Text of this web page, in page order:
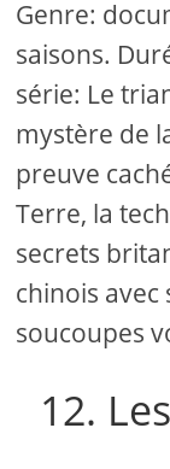
Genre:
saisons.
série: Le
mystère de
preuve
Terre, la
secrets
chinois avec
soucoupes
12.